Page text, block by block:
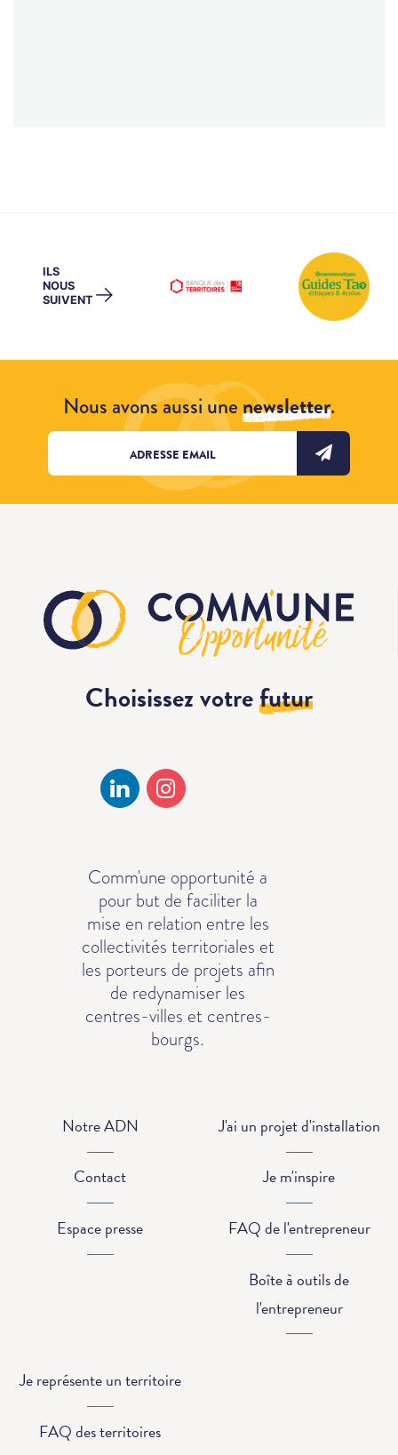
ILS
NOUS
SUIVENT →
Nous avons aussi unenewsletter.
Choisissez votrefutur
Comm'une opportunité a
pour but de faciliter la
mise en relation entre les
collectivités territoriales et
les porteurs de projets afin
de redynamiser les
centres-villes et centres-
bourgs.
Notre ADN
Contact
Espace presse
J'ai un projet d'installation
Je m'inspire
FAQ de l'entrepreneur
Boîte à outils de
l'entrepreneur
Je représente un territoire
FAQ des territoires